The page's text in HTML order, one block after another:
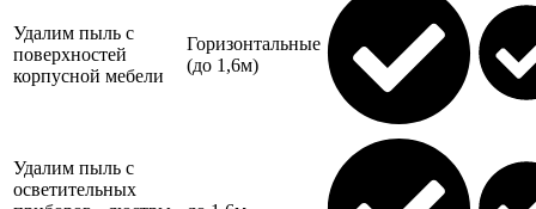
Удалим пыль с
поверхностей
корпусной мебели
Горизонтальные
(до 1,6м)
Удалим пыль с
осветительных